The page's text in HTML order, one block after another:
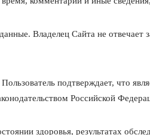
Владелец Сайта не отвечает
подтверждает, что
Российской
здоровья, результатах